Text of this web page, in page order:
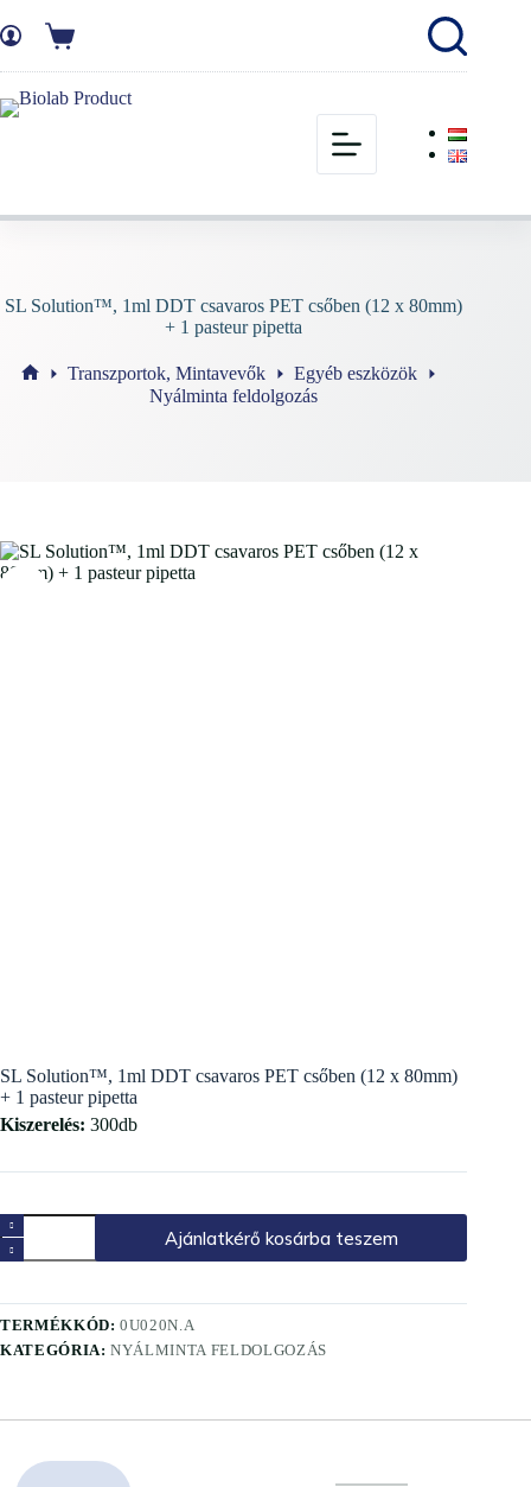
SL Solution™, 1ml DDT csavaros PET csőben (12 x 80mm)
+ 1 pasteur pipetta
Transzportok, Mintavevők
Egyéb eszközök
Nyálminta feldolgozás
SL Solution™, 1ml DDT csavaros PET csőben (12 x 80mm)
+ 1 pasteur pipetta
Kiszerelés: 300db
Ajánlatkérő kosárba teszem
TERMÉKKÓD:0U020N.A
KATEGÓRIA:NYÁLMINTA FELDOLGOZÁS